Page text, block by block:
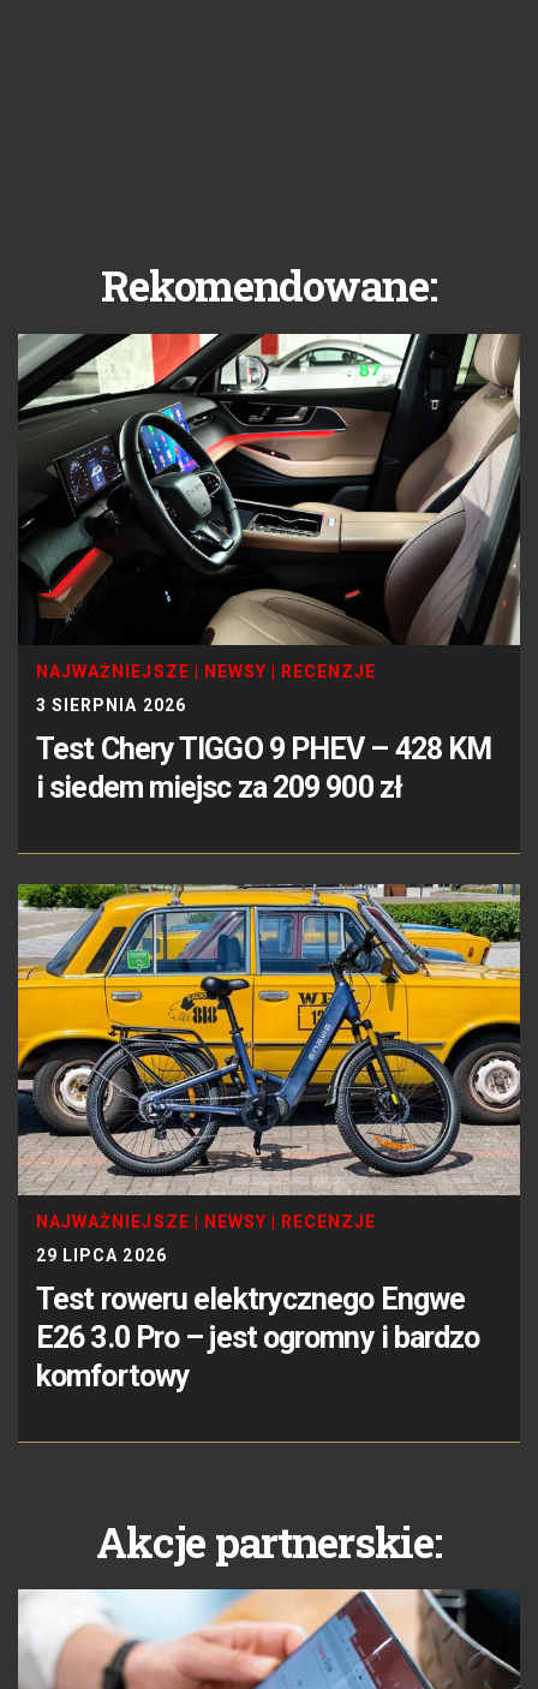
Rekomendowane:
NAJWAŻNIEJSZE NEWSY
RECENZJE
3 SIERPNIA 2026
Test Chery TIGGO 9 PHEV – 428 KM
i siedem miejsc za 209 900 zł
NAJWAŻNIEJSZE NEWSY
RECENZJE
29 LIPCA 2026
Test roweru elektrycznego Engwe
E26 3.0 Pro – jest ogromny i bardzo
komfortowy
Akcje partnerskie: